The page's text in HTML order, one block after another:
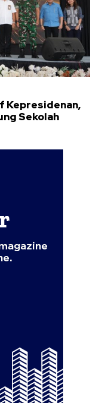
Kepresidenan,
Sekolah